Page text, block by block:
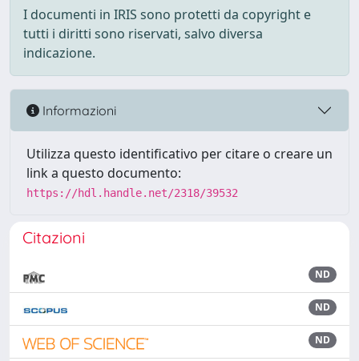
I documenti in IRIS sono protetti da copyright e
tutti i diritti sono riservati, salvo diversa
indicazione.
Informazioni
Utilizza questo identificativo per citare o creare un
link a questo documento:
https://hdl.handle.net/2318/39532
Citazioni
ND
ND
ND